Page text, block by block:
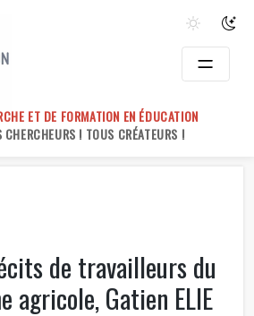
ET DE FORMATION EN ÉDUCATION
! TOUS CRÉATEURS !
de travailleurs du
agricole, Gatien ELIE